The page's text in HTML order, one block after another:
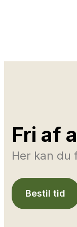
Fri af
Her kan du
Bestil tid